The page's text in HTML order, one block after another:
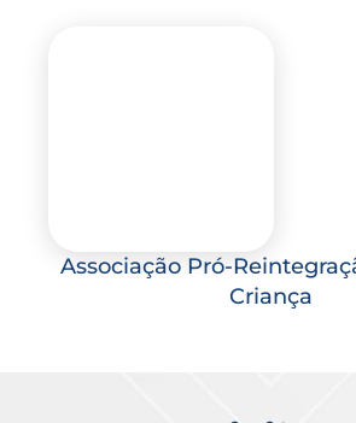
Associação Pró-
Criança